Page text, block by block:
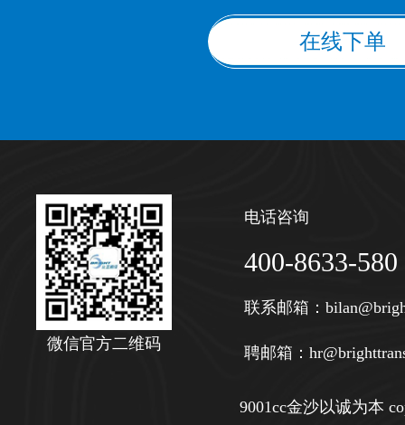
在线下单
微信官方二维码
电话咨询
400-8633-580
联系邮箱：
聘邮箱：
9001cc金沙以诚为本